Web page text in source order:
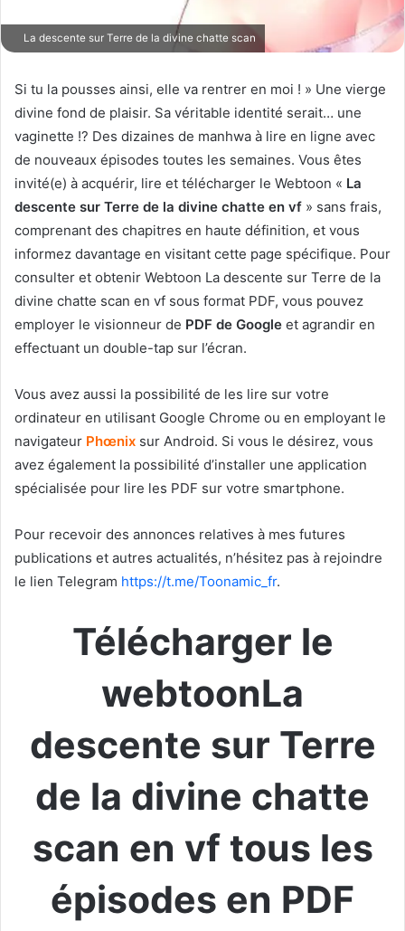
La descente sur Terre de la divine chatte scan
Si tu la pousses ainsi, elle va rentrer en moi ! » Une vierge
divine fond de plaisir. Sa véritable identité serait… une
vaginette !? Des dizaines de manhwa à lire en ligne avec
de nouveaux épisodes toutes les semaines. Vous êtes
invité(e) à acquérir, lire et télécharger le Webtoon « La
descente sur Terre de la divine chatte en vf » sans frais,
comprenant des chapitres en haute définition, et vous
informez davantage en visitant cette page spécifique. Pour
consulter et obtenir Webtoon La descente sur Terre de la
divine chatte scan en vf sous format PDF, vous pouvez
employer le visionneur de PDF de Google et agrandir en
effectuant un double-tap sur l’écran.
Vous avez aussi la possibilité de les lire sur votre
ordinateur en utilisant Google Chrome ou en employant le
navigateur Phœnix sur Android. Si vous le désirez, vous
avez également la possibilité d’installer une application
spécialisée pour lire les PDF sur votre smartphone.
Pour recevoir des annonces relatives à mes futures
publications et autres actualités, n’hésitez pas à rejoindre
le lien Telegram https://t.me/Toonamic_fr.
Télécharger le
webtoonLa
descente sur Terre
de la divine chatte
scan en vf tous les
épisodes en PDF